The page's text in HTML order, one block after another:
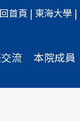
回首頁 | 東海大學 |
流 本院成員